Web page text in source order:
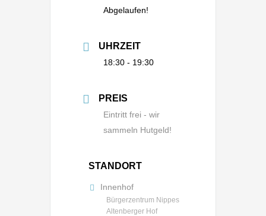
Abgelaufen!
UHRZEIT
18:30 - 19:30
PREIS
Eintritt frei - wir
sammeln Hutgeld!
STANDORT
Innenhof
Bürgerzentrum Nippes
Altenberger Hof